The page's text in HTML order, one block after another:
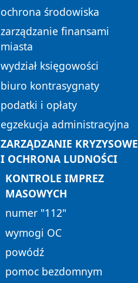
ochrona środowiska
zarządzanie finansami
miasta
wydział księgowości
biuro kontrasygnaty
podatki i opłaty
egzekucja administracyjna
ZARZĄDZANIE KRYZYSOWE
I OCHRONA LUDNOŚCI
KONTROLE IMPREZ
MASOWYCH
numer "112"
wymogi OC
powódź
pomoc bezdomnym